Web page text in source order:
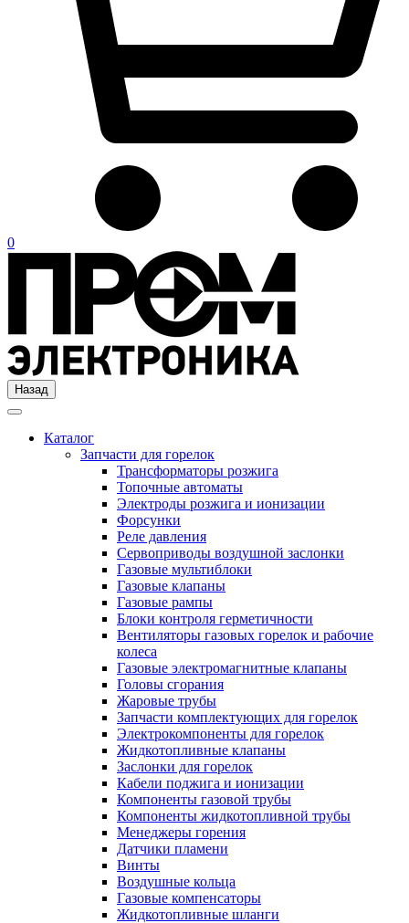
0
Назад
Каталог
Запчасти для горелок
Трансформаторы розжига
Топочные автоматы
Электроды розжига и ионизации
Форсунки
Реле давления
Сервоприводы воздушной заслонки
Газовые мультиблоки
Газовые клапаны
Газовые рампы
Блоки контроля герметичности
Вентиляторы газовых горелок и рабочие
колеса
Газовые электромагнитные клапаны
Головы сгорания
Жаровые трубы
Запчасти комплектующих для горелок
Электрокомпоненты для горелок
Жидкотопливные клапаны
Заслонки для горелок
Кабели поджига и ионизации
Компоненты газовой трубы
Компоненты жидкотопливной трубы
Менеджеры горения
Датчики пламени
Винты
Воздушные кольца
Газовые компенсаторы
Жидкотопливные шланги